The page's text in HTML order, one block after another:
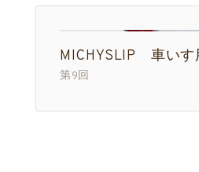
MICHYSLIP 車いす
第9回